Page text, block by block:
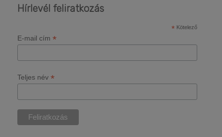
Hírlevél feliratkozás
* Kötelező
E-mail cím *
Teljes név *